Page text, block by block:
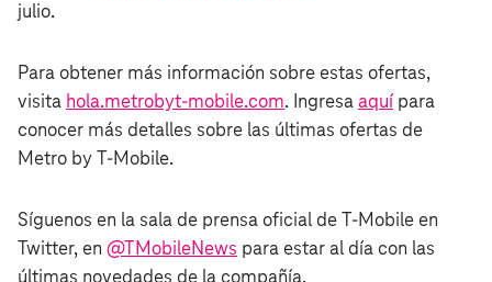
julio.
Para obtener más información sobre estas ofertas,
visita hola.metrobyt‑mobile.com. Ingresa aquí para
conocer más detalles sobre las últimas ofertas de
Metro by T‑Mobile.
Síguenos en la sala de prensa oficial de T‑Mobile en
Twitter, en @TMobileNews para estar al día con las